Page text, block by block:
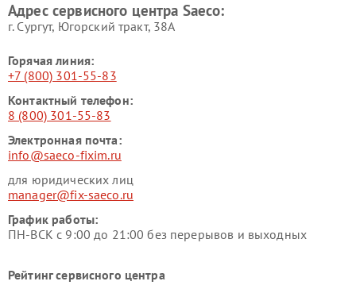
Адрес сервисного центра Saeco:
г. Сургут, Югорский тракт, 38А
Горячая линия:
+7 (800) 301-55-83
Контактный телефон:
8 (800) 301-55-83
Электронная почта:
info@saeco-fixim.ru
для юридических лиц
manager@fix-saeco.ru
График работы:
ПН-ВСК с 9:00 до 21:00 без перерывов и выходных
Рейтинг сервисного центра